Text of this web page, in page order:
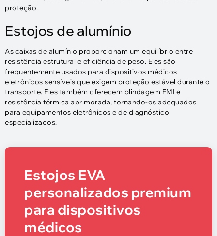
proteção.
Estojos de alumínio
As caixas de alumínio proporcionam um equilíbrio entre
resistência estrutural e eficiência de peso. Eles são
frequentemente usados ​​para dispositivos médicos
eletrônicos sensíveis que exigem proteção estável durante o
transporte. Eles também oferecem blindagem EMI e
resistência térmica aprimorada, tornando-os adequados
para equipamentos eletrônicos e de diagnóstico
especializados.
Estojos EVA
personalizados premium
para dispositivos
médicos